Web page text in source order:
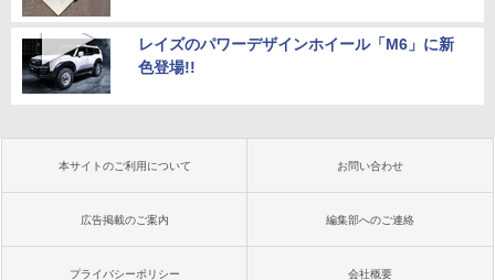
レイズのパワーデザインホイール「M6」に新
色登場!!
本サイトのご利用について お問い合わせ
広告掲載のご案内 編集部へのご連絡
プライバシーポリシー 会社概要